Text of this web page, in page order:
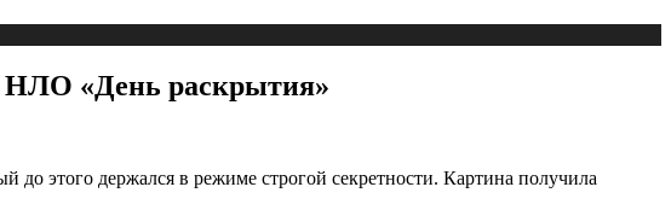
НЛО «День раскрытия»
этого держался в режиме строгой секретности. Картина получила